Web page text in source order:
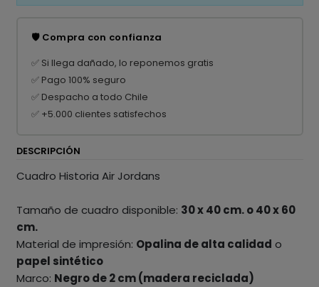
🛡️ Compra con confianza
✅ Si llega dañado, lo reponemos gratis
✅ Pago 100% seguro
✅ Despacho a todo Chile
✅ +5.000 clientes satisfechos
DESCRIPCIÓN
Cuadro Historia Air Jordans
Tamaño de cuadro disponible: 30 x 40 cm. o 40 x 60
cm.
Material de impresión: Opalina de alta calidad o
papel sintético
Marco: Negro de 2 cm (madera reciclada)